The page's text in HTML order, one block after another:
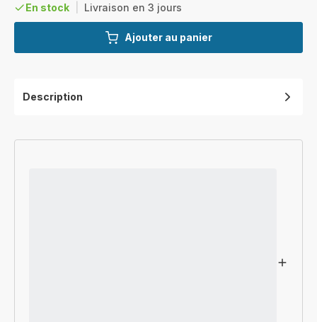
En stock Livraison en 3 jours
Ajouter au panier
Description